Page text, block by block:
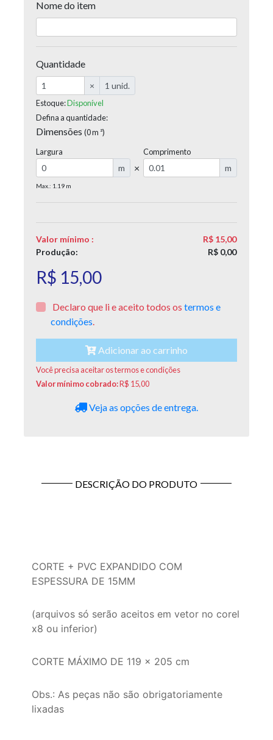
Nome do item
Quantidade
× 1 unid.
Estoque:Disponível
Defina a quantidade:
Dimensões(0 m ²)
Largura
m
Max.: 1.19 m
×
Comprimento
m
Valor mínimo :
R$ 15,00
Produção:
R$ 0,00
R$ 15,00
Declaro que li e aceito todos ostermos e
condições.
Adicionar ao carrinho
Você precisa aceitar os termos e condições
Valor mínimo cobrado:R$ 15,00
Veja as opções de entrega.
DESCRIÇÃO DO PRODUTO
CORTE + PVC EXPANDIDO COM
ESPESSURA DE 15MM
(arquivos só serão aceitos em vetor no corel
x8 ou inferior)
CORTE MÁXIMO DE 119 x 205 cm
Obs.: As peças não são obrigatoriamente
lixadas